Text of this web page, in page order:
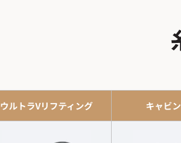
ウルトラVリフティング キャビ